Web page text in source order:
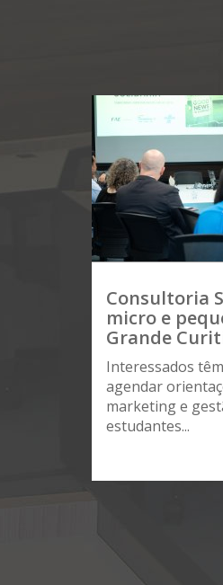
Consultoria
micro e
Grande
Interessados
agendar
marketing e
estudantes...